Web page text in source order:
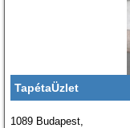
TapétaÜzlet
1089 Budapest,